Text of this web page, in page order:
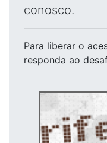
conosco.
Para liberar o
responda ao